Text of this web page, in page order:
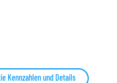
Kennzahlen und Details